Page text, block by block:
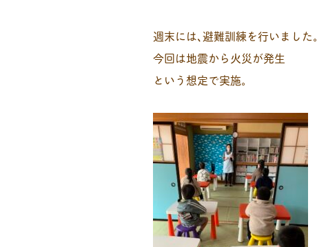
週末には､避難訓練を行いました。
今回は地震から火災が発生
という想定で実施。